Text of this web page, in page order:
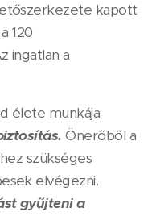
kapott
120
ingatlan a
élete munkája
Önerőből a
szükséges
elvégezni.
gyűjteni a